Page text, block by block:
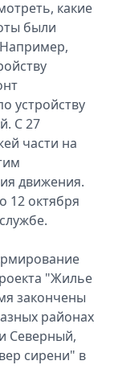
какие
были
устройству
С 27
части на
движения.
12 октября
"Жилье
закончены
районах
Северный,
сирени" в